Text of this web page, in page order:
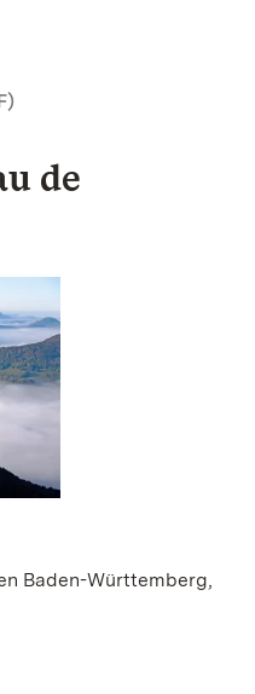
de
Baden-Württemberg,